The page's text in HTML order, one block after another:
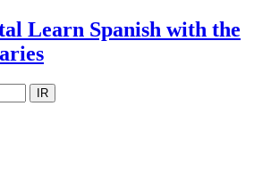
Learn Spanish with the